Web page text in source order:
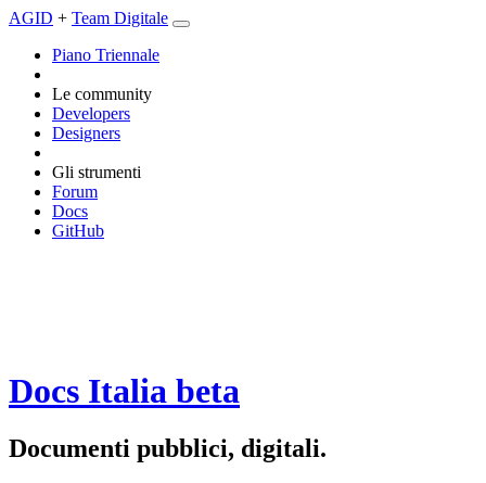
AGID + Team Digitale
Piano Triennale
Le community
Developers
Designers
Gli strumenti
Forum
Docs
GitHub
Docs Italia beta
Documenti pubblici, digitali.